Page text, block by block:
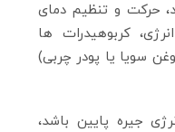
حرکت و تنظیم دمای
کربوهیدرات‌ ها
سویا یا پودر چربی)
جیره پایین باشد،